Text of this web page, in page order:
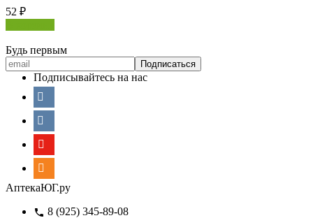
52 ₽
Будь первым
Подписывайтесь на нас
АптекаЮГ.ру
8 (925) 345-89-08